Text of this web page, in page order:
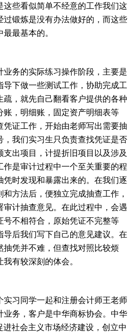
这些看似简单不经意的工作我们这
过锻炼是没有办法做好的，而这些
最基本的。
业务的实际练习操作阶段，主要是
导下做一些测试工作，协助完成工
疏，就先自己翻看客户提供的各种
账，明细账，固定资产明细表等
凭证工作，开始由老师写出需要抽
，我们实习生只负责查找凭证是否
出项目，计提折旧项目以及涉及
作是审计过程中一个至关重要的程
凭时发现和暴露出来的。在我们逐
方法后，便独立完成抽查工作，
审计抽查意见。在此过程中，会遇
号不相符合，原始凭证不完整等
导后我们写下自己的意见建议。在
抽凭并不难，但查找对照比较烦
有较深刻的体会。
实习同学一起和注册会计师王老师
业务，客户是中华商标协会。中华
社会主义市场经济建设，创立中